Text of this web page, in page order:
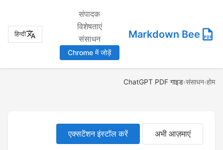
Markdown Bee
संपादक
विशेषताएं
संसाधन
Chrome में जोड़ें
हिन्दी
होम
›
संसाधन
›
ChatGPT PDF गाइड
अभी आज़माएं
एक्सटेंशन इंस्टॉल करें